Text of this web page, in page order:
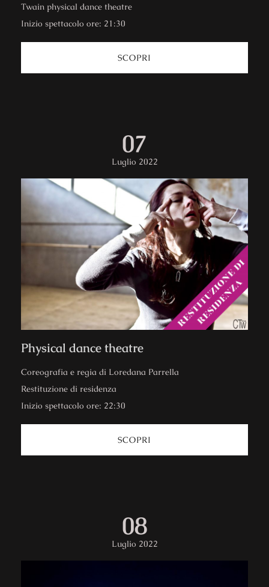
Twain physical dance theatre
Inizio spettacolo ore: 21:30
SCOPRI
07
Luglio 2022
Physical dance theatre
Coreografia e regia di Loredana Parrella
Restituzione di residenza
Inizio spettacolo ore: 22:30
SCOPRI
08
Luglio 2022